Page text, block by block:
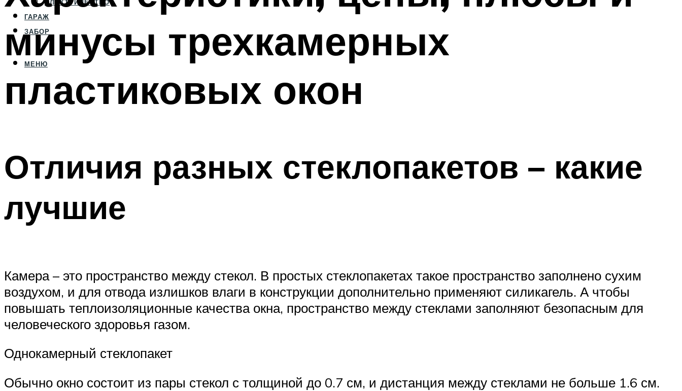
ЭЛЕКТРИЧЕСТВО
ГАРАЖ
ЗАБОР
МЕНЮ
минусы трехкамерных
пластиковых окон
Отличия разных стеклопакетов – какие
лучшие
Камера – это пространство между стекол. В простых стеклопакетах такое пространство заполнено сухим
воздухом, и для отвода излишков влаги в конструкции дополнительно применяют силикагель. А чтобы
повышать теплоизоляционные качества окна, пространство между стеклами заполняют безопасным для
человеческого здоровья газом.
Однокамерный стеклопакет
Обычно окно состоит из пары стекол с толщиной до 0.7 см, и дистанция между стеклами не больше 1.6 см.